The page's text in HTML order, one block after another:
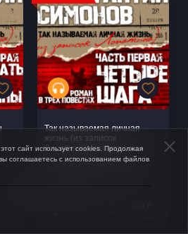
Так называемая личная
жизнь (из записок
Лопатина). Четыре шага
Константин Симонов
сайт использует cookies. Продолжая
соглашаетесь с использованием файлов